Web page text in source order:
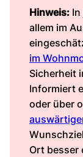
Hinweis:
allem im
im
Sicherheit
Informiert
oder über
Ort besser